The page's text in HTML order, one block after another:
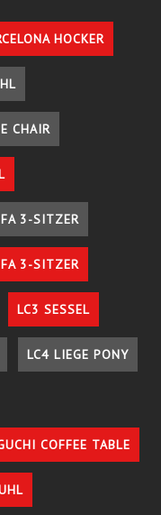
HOCKER
CHAIR
3-SITZER
3-SITZER
LC3 SESSEL
LC4 LIEGE PONY
COFFEE TABLE